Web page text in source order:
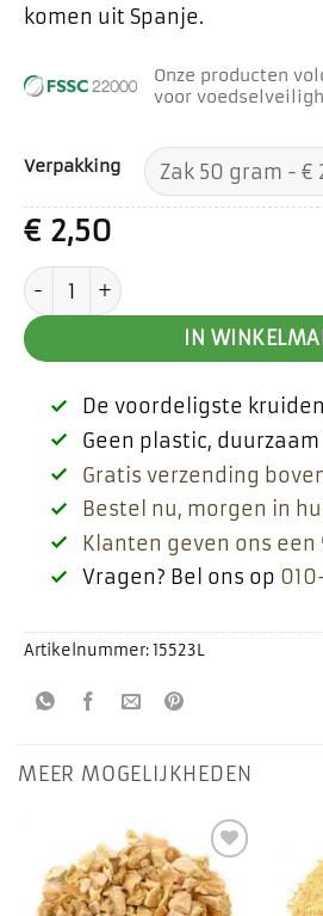
komen uit Spanje.
Onze producten
voor
Verpakking
€2,50
Citroenschil fijn aantal
IN
De voordeligste
Geen plastic,
Gratis verzending
Bestel nu, morgen in
Klanten geven ons een
Vragen? Bel ons op
Artikelnummer:15523L
MEER MOGELIJKHEDEN
Toevoegen
aan
favorieten